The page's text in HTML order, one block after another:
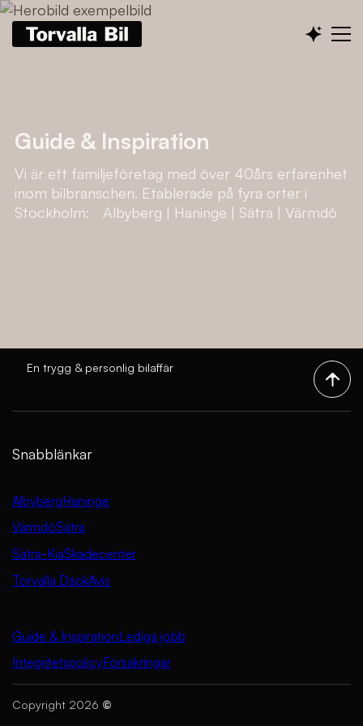
Guide & Inspiration
Vi är ett familjeföretag med över 40års erfarenhet
inom bilbranschen. Etablerade på fyra orter i
Stockholm: Albyberg | Haninge | Sätra | Värmdö
En trygg & personlig bilaffär
Snabblänkar
AlbybergHaninge
VärmdöSätra
Sätra-KiaSkadecenter
Torvalla DäckAvis
Guide & InspirationLediga jobb
IntegritetspolicyFörsäkringar
Copyright 2026 ©